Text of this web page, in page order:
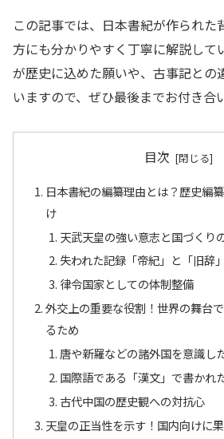
この記事では、日本書紀が作られた
方にも分かりやすく丁寧に解説して
が歴史に込めた願いや、古事記との
いますので、ぜひ最後までお付き合
目次
日本書紀の編纂理由とは？歴史編
け
天武天皇の強い意志と国づくり
失われた記録「帝紀」と「旧辞
律令国家としての体制整備
外交上の重要な役割！世界の舞台
るため
唐や新羅などの諸外国を意識し
国際語である「漢文」で書かれ
古代中国の歴史観への対抗心
天皇の正当性を示す！国内向けに